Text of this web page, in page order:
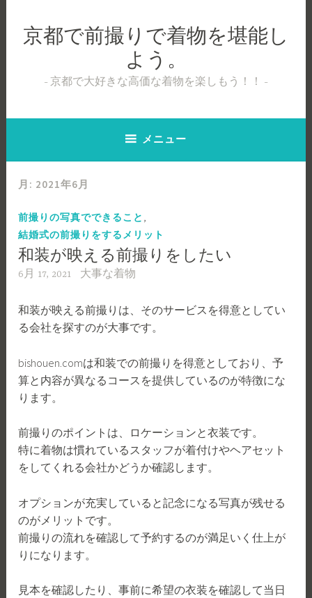
プ
京都で前撮りで着物を堪能し
よう。
京都で大好きな高価な着物を楽しもう！！
メニュー
月: 2021年6月
前撮りの写真でできること
結婚式の前撮りをするメリット
和装が映える前撮りをしたい
6月 17, 2021 大事な着物
和装が映える前撮りは、そのサービスを得意としてい
る会社を探すのが大事です。
bishouen.comは和装での前撮りを得意としており、予
算と内容が異なるコースを提供しているのが特徴にな
ります。
前撮りのポイントは、ロケーションと衣装です。
特に着物は慣れているスタッフが着付けやヘアセット
をしてくれる会社かどうか確認します。
オプションが充実していると記念になる写真が残せる
のがメリットです。
前撮りの流れを確認して予約するのが満足いく仕上が
りになります。
見本を確認したり、事前に希望の衣装を確認して当日